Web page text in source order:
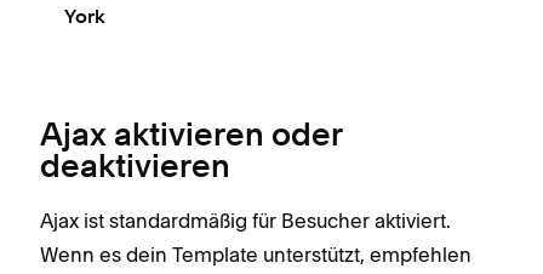
York
Ajax aktivieren oder
deaktivieren
Ajax ist standardmäßig für Besucher aktiviert.
Wenn es dein Template unterstützt, empfehlen